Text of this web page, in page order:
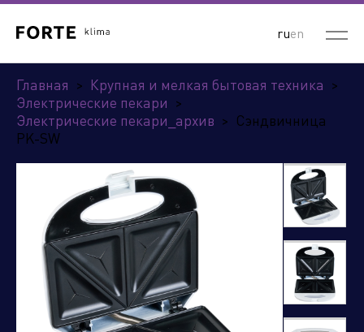
ruen
Главная > Крупная и мелкая бытовая техника >
Электрические пекари >
Электрические пекари_архив > Сэндвичница
PK-SW